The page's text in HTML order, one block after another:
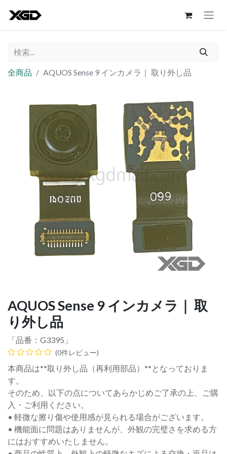
全商品 AQUOS Sense 9 インカメラ｜ 取り外し品
AQUOS Sense 9 インカメラ｜ 取
り外し品
「品番： G3395 」
(0件レビュー)
本商品は**取り外し品（再利用部品）**となっておりま
す。
そのため、以下の点についてあらかじめご了承の上、ご購
入・ご利用ください。
• 軽微な擦り傷や使用感が見られる場合がございます。
• 機能面に問題はありませんが、外観の完璧さを求める方
にはおすすめいたしません。